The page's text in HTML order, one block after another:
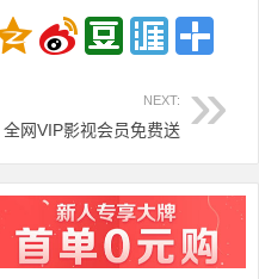
NEXT:
全网VIP影视会员免费送